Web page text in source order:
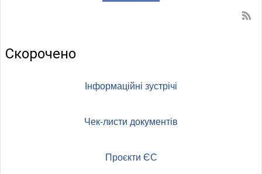
Скорочено
Інформаційні зустрічі
Чек-листи документів
Проєкти ЄС